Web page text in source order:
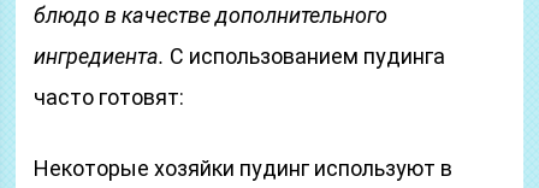
блюдо в качестве дополнительного
ингредиента. С использованием пудинга
часто готовят:
Некоторые хозяйки пудинг используют в